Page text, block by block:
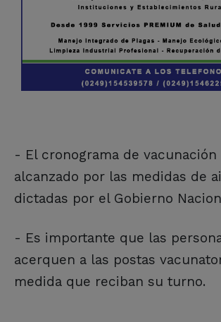
- El cronograma de vacunación
alcanzado por las medidas de
dictadas por el Gobierno
- Es importante que las
acerquen a las postas
medida que reciban su turno.